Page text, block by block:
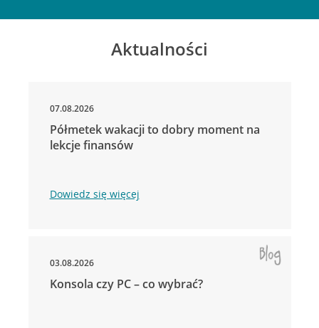
Aktualności
07.08.2026
Półmetek wakacji to dobry moment na
lekcje finansów
Dowiedz się więcej
03.08.2026
Konsola czy PC – co wybrać?